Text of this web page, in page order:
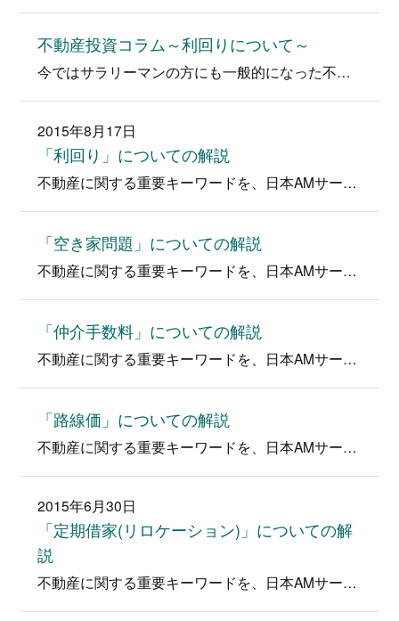
不動産投資コラム～利回りについて～
今ではサラリーマンの方にも一般的になった不動産投資、節税対策、相続対策、年金などさまざまな目的で投資が行われています。 巷では「簡単…
2015年8月17日
「利回り」についての解説
不動産に関する重要キーワードを、日本AMサービス堂下代表が分かりやすく解説！ キーワード「利回り」とは・・・ 利回りは収益不動産を運…
「空き家問題」についての解説
不動産に関する重要キーワードを、日本AMサービス堂下代表が分かりやすく解説！ キーワード「空き家問題」とは・・・ 平成25年度の国土…
「仲介手数料」についての解説
不動産に関する重要キーワードを、日本AMサービス堂下代表が分かりやすく解説！ キーワード「仲介手数料」とは・・・ 仲介手数料は不動産…
「路線価」についての解説
不動産に関する重要キーワードを、日本AMサービス堂下代表が分かりやすく解説！ キーワード「路線価」とは・・・ 路線価は土地の価値を示…
2015年6月30日
「定期借家(リロケーション)」についての解
説
不動産に関する重要キーワードを、日本AMサービス堂下代表が分かりやすく解説！ キーワード「定期借家(リロケーション)」とは・・・ 「…